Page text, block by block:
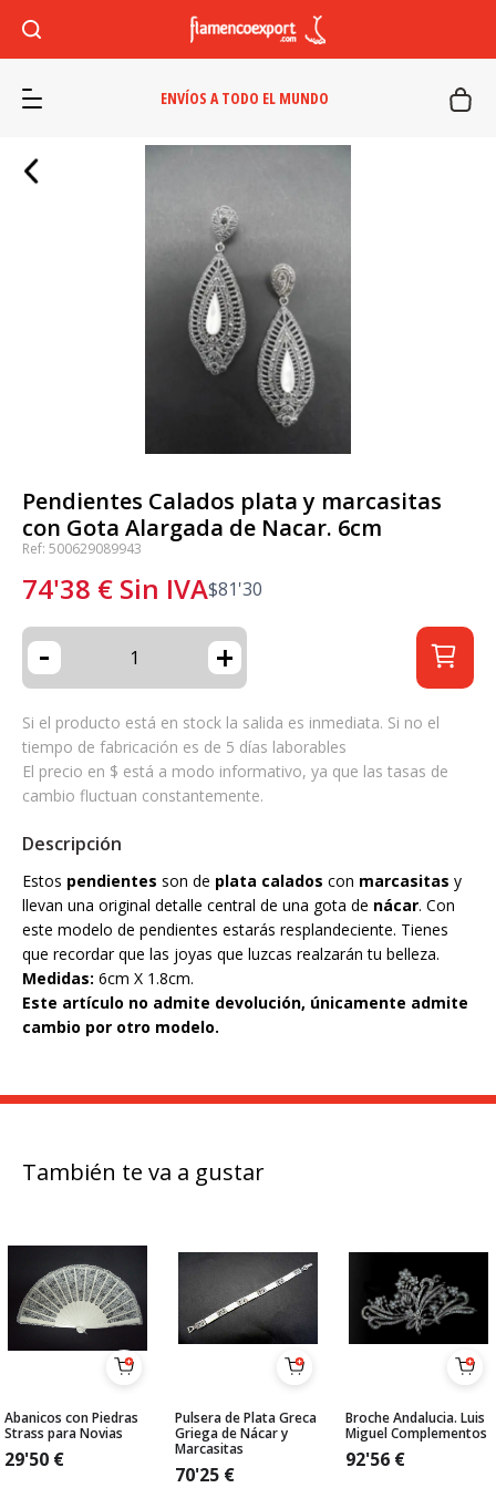
ENVÍOS A TODO EL MUNDO
Pendientes Calados plata y marcasitas
con Gota Alargada de Nacar. 6cm
Ref: 500629089943
74'38 € Sin IVA$81'30
- +
Si el producto está en stock la salida es inmediata. Si no el
tiempo de fabricación es de 5 días laborables
El precio en $ está a modo informativo, ya que las tasas de
cambio fluctuan constantemente.
Descripción
Estos pendientes son de plata calados con marcasitas y
llevan una original detalle central de una gota de nácar. Con
este modelo de pendientes estarás resplandeciente. Tienes
que recordar que las joyas que luzcas realzarán tu belleza.
Medidas: 6cm X 1.8cm.
Este artículo no admite devolución, únicamente admite
cambio por otro modelo.
También te va a gustar
Abanicos con Piedras
Strass para Novias
29'50 €
Pulsera de Plata Greca
Griega de Nácar y
Marcasitas
70'25 €
Broche Andalucia. Luis
Miguel Complementos
92'56 €